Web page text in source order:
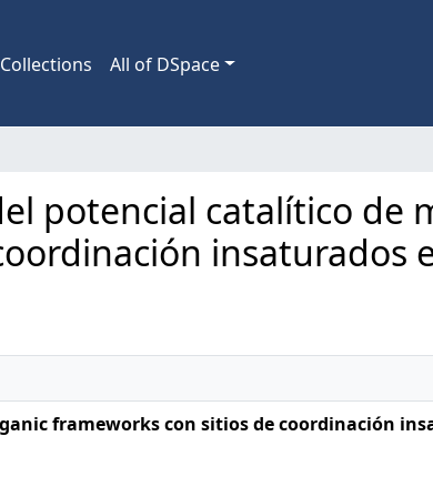
All of DSpace
potencial catalítico de
insaturados
frameworks con sitios de coordinación